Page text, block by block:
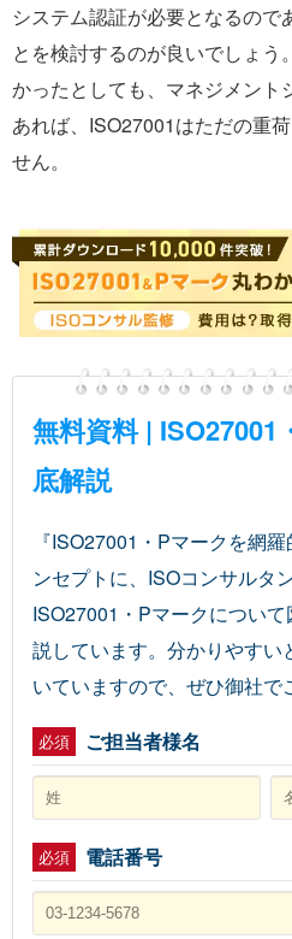
システム認証が必要となるので
とを検討するのが良いでしょう
かったとしても、マネジメント
あれば、ISO27001はただの重
せん。
無料資料 | ISO27001
底解説
『ISO27001・Pマークを網
ンセプトに、ISOコンサルタ
ISO27001・Pマークについ
説しています。分かりやすい
いていますので、ぜひ御社で
必須 ご担当者様名
必須 電話番号